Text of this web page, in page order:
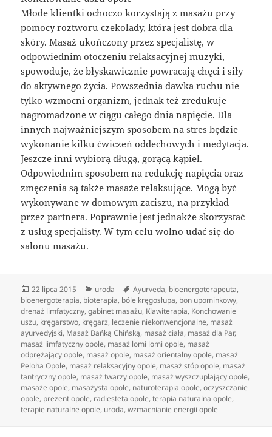
Młode klientki ochoczo korzystają z masażu przy
pomocy roztworu czekolady, która jest dobra dla
skóry. Masaż ukończony przez specjalistę, w
odpowiednim otoczeniu relaksacyjnej muzyki,
spowoduje, że błyskawicznie powracają chęci i siły
do aktywnego życia. Powszednia dawka ruchu nie
tylko wzmocni organizm, jednak też zredukuje
nagromadzone w ciągu całego dnia napięcie. Dla
innych najważniejszym sposobem na stres będzie
wykonanie kilku ćwiczeń oddechowych i medytacja.
Jeszcze inni wybiorą długą, gorącą kąpiel.
Odpowiednim sposobem na redukcję napięcia oraz
zmęczenia są także masaże relaksujące. Mogą być
wykonywane w domowym zaciszu, na przykład
przez partnera. Poprawnie jest jednakże skorzystać
z usług specjalisty. W tym celu wolno udać się do
salonu masażu.
Data
publikacji
22 lipca 2015 Kategorie
uroda Tagi
Ayurveda, bioenergoterapeuta,
bioenergoterapia, bioterapia, bóle kręgosłupa, bon upominkowy,
drenaż limfatyczny,gabinet masażu, Klawiterapia, Konchowanie
uszu, kręgarstwo, kręgarz, leczenie niekonwencjonalne, masaż
ayurvedyjski, Masaż Bańką Chińską, masaż ciała, masaż dla Par,
masaż limfatyczny opole, masaż lomi lomi opole, masaż
odprężający opole, masaż opole, masaż orientalny opole, masaż
Peloha Opole, masaż relaksacyjny opole, masaż stóp opole, masaż
tantryczny opole, masaż twarzy opole, masaż wyszczuplający opole,
masaże opole, masażysta opole, naturoterapia opole,oczyszczanie
opole, prezent opole, radiesteta opole,terapia naturalna opole,
terapie naturalne opole, uroda,wzmacnianie energii opole